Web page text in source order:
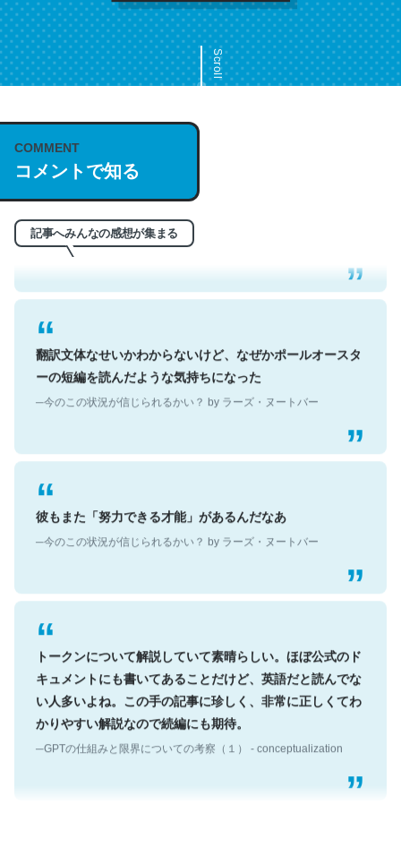
Scroll
COMMENT
コメントで知る
記事へみんなの感想が集まる
これは名文。彼はとてもクレバーなんだろうなと凄く思
う。英語少しでも読める人は原文もお勧め。自分はこの流
─今のこの状況が信じられるかい？ by ラーズ・ヌートバー
翻訳文体なせいかわからないけど、なぜかポールオースタ
ーの短編を読んだような気持ちになった
─今のこの状況が信じられるかい？ by ラーズ・ヌートバー
彼もまた「努力できる才能」があるんだなあ
─今のこの状況が信じられるかい？ by ラーズ・ヌートバー
トークンについて解説していて素晴らしい。ほぼ公式のド
キュメントにも書いてあることだけど、英語だと読んでな
い人多いよね。この手の記事に珍しく、非常に正しくてわ
かりやすい解説なので続編にも期待。
─GPTの仕組みと限界についての考察（１） - conceptualization